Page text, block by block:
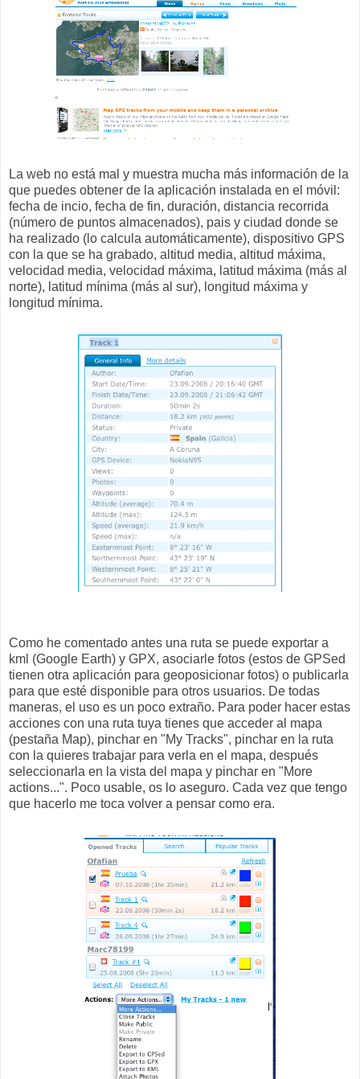
La web no está mal y muestra mucha más información de la
que puedes obtener de la aplicación instalada en el móvil:
fecha de incio, fecha de fin, duración, distancia recorrida
(número de puntos almacenados), pais y ciudad donde se
ha realizado (lo calcula automáticamente), dispositivo GPS
con la que se ha grabado, altitud media, altitud máxima,
velocidad media, velocidad máxima, latitud máxima (más al
norte), latitud mínima (más al sur), longitud máxima y
longitud mínima.
Como he comentado antes una ruta se puede exportar a
kml (Google Earth) y GPX, asociarle fotos (estos de GPSed
tienen otra aplicación para geoposicionar fotos) o publicarla
para que esté disponible para otros usuarios. De todas
maneras, el uso es un poco extraño. Para poder hacer estas
acciones con una ruta tuya tienes que acceder al mapa
(pestaña Map), pinchar en "My Tracks", pinchar en la ruta
con la quieres trabajar para verla en el mapa, después
seleccionarla en la vista del mapa y pinchar en "More
actions...". Poco usable, os lo aseguro. Cada vez que tengo
que hacerlo me toca volver a pensar como era.